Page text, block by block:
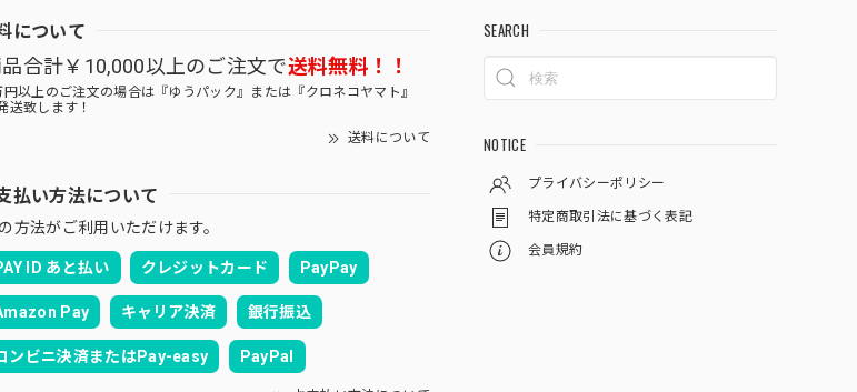
について
合計￥10,000以上のご注文で送料無料！！
円以上のご注文の場合は『ゆうパック』または『クロネコヤマト』
送致します！
送料について
払い方法について
方法がご利用いただけます。
ID あと払い クレジットカード PayPay
Pay キャリア決済 銀行振込
ンビニ決済またはPay-easy PayPal
SEARCH
NOTICE
プライバシーポリシー
特定商取引法に基づく表記
会員規約